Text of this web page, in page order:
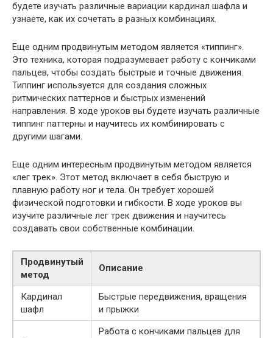
будете изучать различные вариации кардинал шафла и
узнаете, как их сочетать в разных комбинациях.
Еще одним продвинутым методом является «типпинг».
Это техника, которая подразумевает работу с кончиками
пальцев, чтобы создать быстрые и точные движения.
Типпинг используется для создания сложных
ритмических паттернов и быстрых изменений
направления. В ходе уроков вы будете изучать различные
типпинг паттерны и научитесь их комбинировать с
другими шагами.
Еще одним интересным продвинутым методом является
«лег трек». Этот метод включает в себя быструю и
плавную работу ног и тела. Он требует хорошей
физической подготовки и гибкости. В ходе уроков вы
изучите различные лег трек движения и научитесь
создавать свои собственные комбинации.
Продвинутый
метод
Описание
Кардинал
шафл
Быстрые передвижения, вращения
и прыжки
Работа с кончиками пальцев для